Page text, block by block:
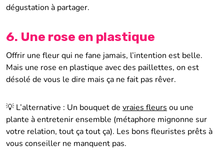
dégustation à partager.
6. Une rose en plastique
Offrir une fleur qui ne fane jamais, l’intention est belle.
Mais une rose en plastique avec des paillettes, on est
désolé de vous le dire mais ça ne fait pas rêver.
💡 L’alternative : Un bouquet de vraies fleurs ou une
plante à entretenir ensemble (métaphore mignonne sur
votre relation, tout ça tout ça). Les bons fleuristes prêts à
vous conseiller ne manquent pas.